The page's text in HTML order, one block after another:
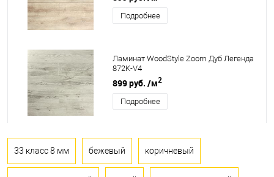
Подробнее
Ламинат WoodStyle Zoom Дуб Легенда
872K-V4
899 руб. /м2
Подробнее
33 класс 8 мм бежевый коричневый